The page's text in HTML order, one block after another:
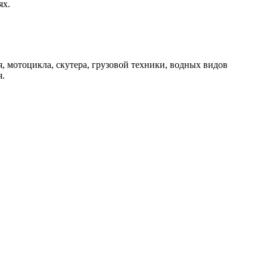
скутера, грузовой техники, водных видов